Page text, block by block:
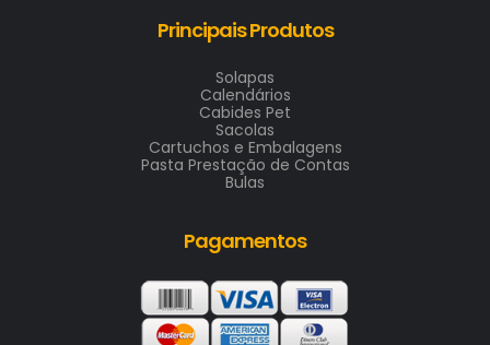
Principais Produtos
Solapas
Calendários
Cabides Pet
Sacolas
Cartuchos e Embalagens
Pasta Prestação de Contas
Bulas
Pagamentos